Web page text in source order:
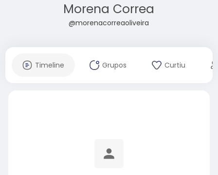
Morena Correa
@morenacorreaoliveira
Timeline Grupos Curtiu